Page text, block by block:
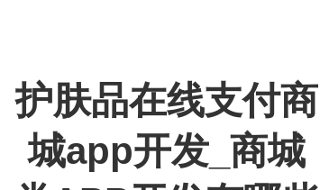
护肤品在线支付商
城app开发_商城